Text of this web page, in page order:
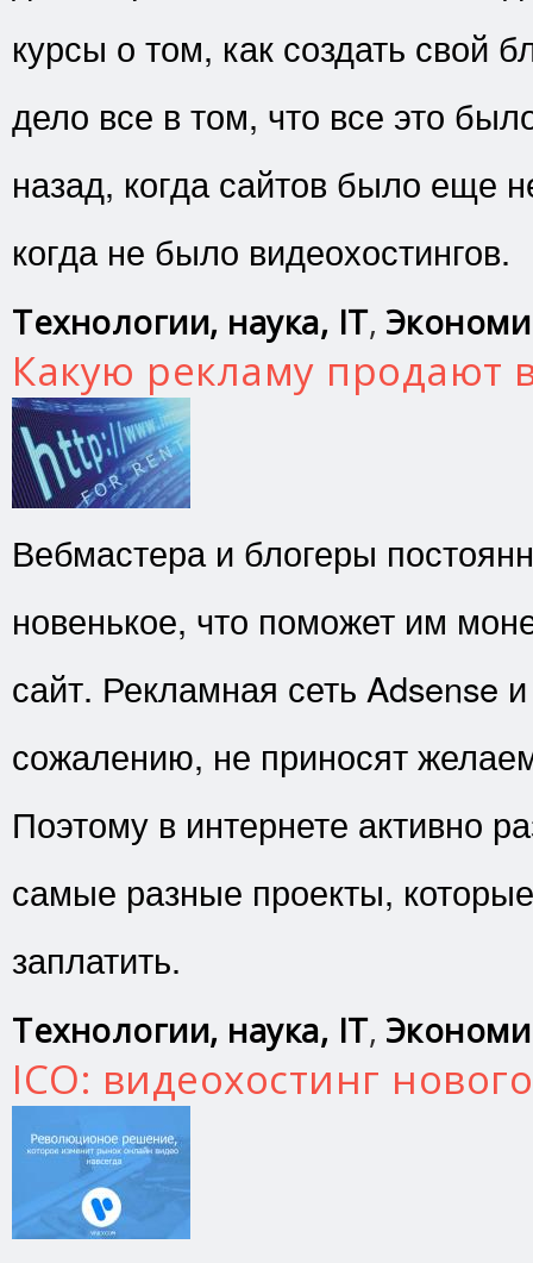
курсы о том, как создать свой
дело все в том, что все это
назад, когда сайтов было еще
когда не было видеохостингов.
Технологии, наука, IT,
Какую рекламу продают
Вебмастера и блогеры
новенькое, что поможет им
сайт. Рекламная сеть Adsense
сожалению, не приносят
Поэтому в интернете активно
самые разные проекты,
заплатить.
Технологии, наука, IT,
ICO: видеохостинг